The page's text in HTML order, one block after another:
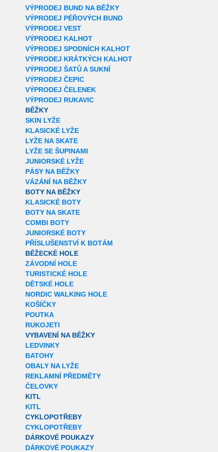
VÝPRODEJ BUND NA BĚŽKY
VÝPRODEJ PÉŘOVÝCH BUND
VÝPRODEJ VEST
VÝPRODEJ KALHOT
VÝPRODEJ SPODNÍCH KALHOT
VÝPRODEJ KRÁTKÝCH KALHOT
VÝPRODEJ ŠATŮ A SUKNÍ
VÝPRODEJ ČEPIC
VÝPRODEJ ČELENEK
VÝPRODEJ RUKAVIC
BĚŽKY
SKIN LYŽE
KLASICKÉ LYŽE
LYŽE NA SKATE
LYŽE SE ŠUPINAMI
JUNIORSKÉ LYŽE
PÁSY NA BĚŽKY
VÁZÁNÍ NA BĚŽKY
BOTY NA BĚŽKY
KLASICKÉ BOTY
BOTY NA SKATE
COMBI BOTY
JUNIORSKÉ BOTY
PŘÍSLUŠENSTVÍ K BOTÁM
BĚŽECKÉ HOLE
ZÁVODNÍ HOLE
TURISTICKÉ HOLE
DĚTSKÉ HOLE
NORDIC WALKING HOLE
KOŠÍČKY
POUTKA
RUKOJETI
VYBAVENÍ NA BĚŽKY
LEDVINKY
BATOHY
OBALY NA LYŽE
REKLAMNÍ PŘEDMĚTY
ČELOVKY
KITL
KITL
CYKLOPOTŘEBY
CYKLOPOTŘEBY
DÁRKOVÉ POUKAZY
DÁRKOVÉ POUKAZY